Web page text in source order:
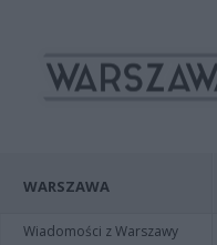
WARSZAWA
Wiadomości z Warszawy